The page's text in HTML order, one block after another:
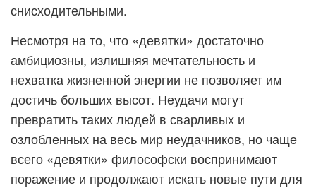
снисходительными.
Несмотря на то, что «девятки» достаточно
амбициозны, излишняя мечтательность и
нехватка жизненной энергии не позволяет им
достичь больших высот. Неудачи могут
превратить таких людей в сварливых и
озлобленных на весь мир неудачников, но чаще
всего «девятки» философски воспринимают
поражение и продолжают искать новые пути для